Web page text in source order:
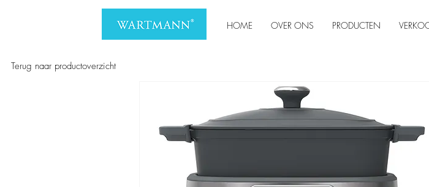
HOME OVER ONS PRODUCTEN
Terug naar productoverzicht